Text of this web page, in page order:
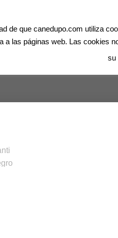
CLASES PRIVADAS ONLINE
de que canedupo.com utiliza
las páginas web. Las cookies
su